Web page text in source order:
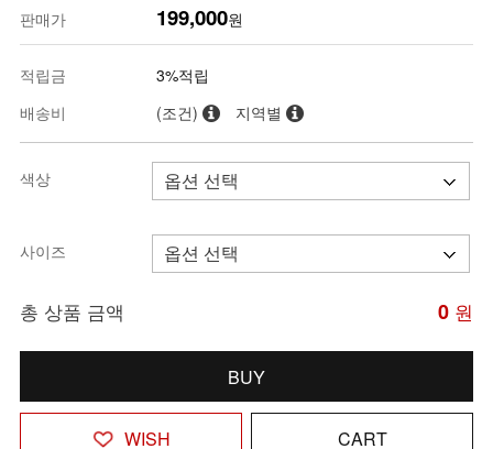
판매가
199,000원
적립금
3%적립
배송비
(조건) 지역별
색상
사이즈
총 상품 금액 0 원
BUY
WISH CART